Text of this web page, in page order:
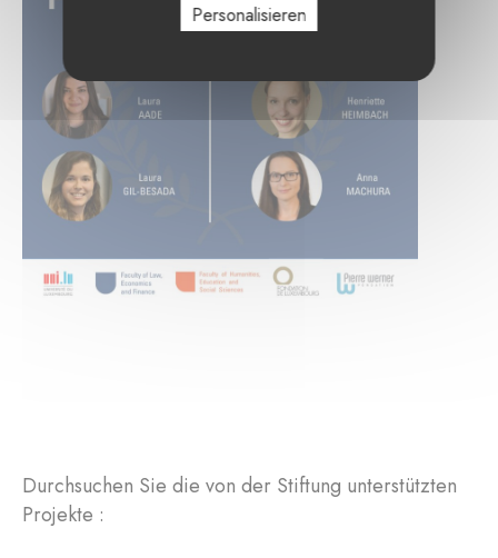
Durchsuchen Sie die von der Stiftung unterstützten
Projekte :
Personalisieren